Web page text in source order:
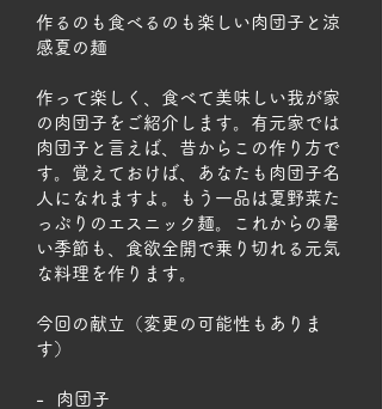
作るのも食べるのも楽しい肉団子と涼
感夏の麺
作って楽しく、食べて美味しい我が家
の肉団子をご紹介します。有元家では
肉団子と言えば、昔からこの作り方で
す。覚えておけば、あなたも肉団子名
人になれますよ。もう一品は夏野菜た
っぷりのエスニック麺。これからの暑
い季節も、食欲全開で乗り切れる元気
な料理を作ります。
​今回の献立（変更の可能性もありま
す）
- 肉団子